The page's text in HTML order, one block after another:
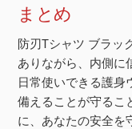
まとめ
防刃Tシャツ ブラッ
ありながら、内側に
日常使いできる護身
備えることが守るこ
に、あなたの安全を